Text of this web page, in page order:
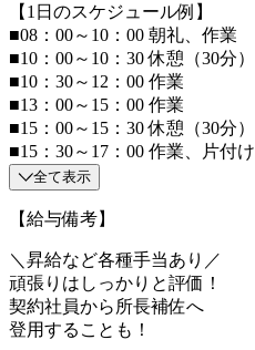
【1日のスケジュール例】
■08：00～10：00 朝礼、作業
■10：00～10：30 休憩（30分）
■10：30～12：00 作業
■13：00～15：00 作業
■15：00～15：30 休憩（30分）
■15：30～17：00 作業、片付け
全て表示
【給与備考】
＼昇給など各種手当あり／
頑張りはしっかりと評価！
契約社員から所長補佐へ
登用することも！